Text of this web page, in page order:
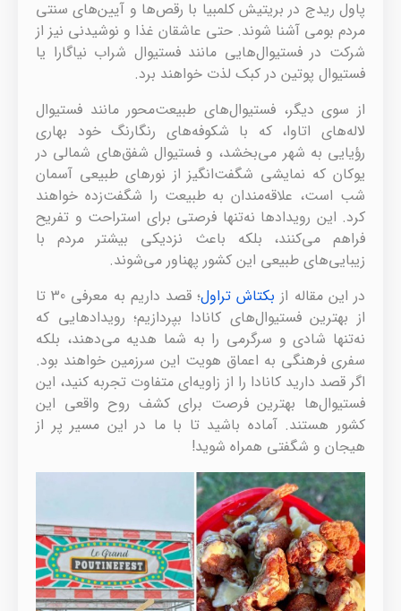
پاول ریدج در بریتیش کلمبیا با رقص‌ها و آیین‌های سنتی
مردم بومی آشنا شوند. حتی عاشقان غذا و نوشیدنی نیز از
شرکت در فستیوال‌هایی مانند فستیوال شراب نیاگارا یا
فستیوال پوتین در کبک لذت خواهند برد.
از سوی دیگر، فستیوال‌های طبیعت‌محور مانند فستیوال
لاله‌های اتاوا، که با شکوفه‌های رنگارنگ خود بهاری
رؤیایی به شهر می‌بخشد، و فستیوال شفق‌های شمالی در
یوکان که نمایشی شگفت‌انگیز از نورهای طبیعی آسمان
شب است، علاقه‌مندان به طبیعت را شگفت‌زده خواهند
کرد. این رویدادها نه‌تنها فرصتی برای استراحت و تفریح
فراهم می‌کنند، بلکه باعث نزدیکی بیشتر مردم با
زیبایی‌های طبیعی این کشور پهناور می‌شوند.
در این مقاله از بکتاش تراول
؛ قصد داریم به معرفی 30 تا
از بهترین فستیوال‌های کانادا بپردازیم؛ رویدادهایی که
نه‌تنها شادی و سرگرمی را به شما هدیه می‌دهند، بلکه
سفری فرهنگی به اعماق هویت این سرزمین خواهند بود.
اگر قصد دارید کانادا را از زاویه‌ای متفاوت تجربه کنید، این
فستیوال‌ها بهترین فرصت برای کشف روح واقعی این
کشور هستند. آماده باشید تا با ما در این مسیر پر از
هیجان و شگفتی همراه شوید!